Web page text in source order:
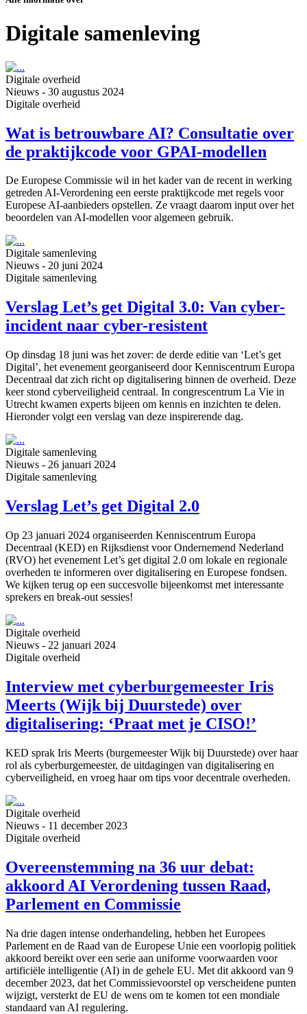
Digitale samenleving
Digitale overheid
Nieuws - 30 augustus 2024
Digitale overheid
Wat is betrouwbare AI? Consultatie over
de praktijkcode voor GPAI-modellen
De Europese Commissie wil in het kader van de recent in werking
getreden AI-Verordening een eerste praktijkcode met regels voor
Europese AI-aanbieders opstellen. Ze vraagt daarom input over het
beoordelen van AI-modellen voor algemeen gebruik.
Digitale samenleving
Nieuws - 20 juni 2024
Digitale samenleving
Verslag Let’s get Digital 3.0: Van cyber-
incident naar cyber-resistent
Op dinsdag 18 juni was het zover: de derde editie van ‘Let’s get
Digital’, het evenement georganiseerd door Kenniscentrum Europa
Decentraal dat zich richt op digitalisering binnen de overheid. Deze
keer stond cyberveiligheid centraal. In congrescentrum La Vie in
Utrecht kwamen experts bijeen om kennis en inzichten te delen.
Hieronder volgt een verslag van deze inspirerende dag.
Digitale samenleving
Nieuws - 26 januari 2024
Digitale samenleving
Verslag Let’s get Digital 2.0
Op 23 januari 2024 organiseerden Kenniscentrum Europa
Decentraal (KED) en Rijksdienst voor Ondernemend Nederland
(RVO) het evenement Let’s get digital 2.0 om lokale en regionale
overheden te informeren over digitalisering en Europese fondsen.
We kijken terug op een succesvolle bijeenkomst met interessante
sprekers en break-out sessies!
Digitale overheid
Nieuws - 22 januari 2024
Digitale overheid
Interview met cyberburgemeester Iris
Meerts (Wijk bij Duurstede) over
digitalisering: ‘Praat met je CISO!’
KED sprak Iris Meerts (burgemeester Wijk bij Duurstede) over haar
rol als cyberburgemeester, de uitdagingen van digitalisering en
cyberveiligheid, en vroeg haar om tips voor decentrale overheden.
Digitale overheid
Nieuws - 11 december 2023
Digitale overheid
Overeenstemming na 36 uur debat:
akkoord AI Verordening tussen Raad,
Parlement en Commissie
Na drie dagen intense onderhandeling, hebben het Europees
Parlement en de Raad van de Europese Unie een voorlopig politiek
akkoord bereikt over een serie aan uniforme voorwaarden voor
artificiële intelligentie (AI) in de gehele EU. Met dit akkoord van 9
december 2023, dat het Commissievoorstel op verscheidene punten
wijzigt, versterkt de EU de wens om te komen tot een mondiale
standaard van AI regulering.